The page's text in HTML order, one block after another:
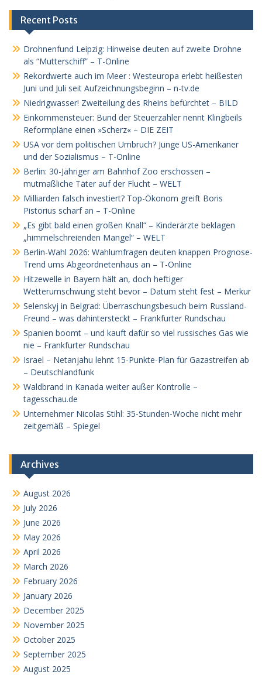
Recent Posts
Drohnenfund Leipzig: Hinweise deuten auf zweite Drohne
als “Mutterschiff” – T-Online
Rekordwerte auch im Meer : Westeuropa erlebt heißesten
Juni und Juli seit Aufzeichnungsbeginn – n-tv.de
Niedrigwasser! Zweiteilung des Rheins befürchtet – BILD
Einkommensteuer: Bund der Steuerzahler nennt Klingbeils
Reformpläne einen »Scherz« – DIE ZEIT
USA vor dem politischen Umbruch? Junge US-Amerikaner
und der Sozialismus – T-Online
Berlin: 30-Jähriger am Bahnhof Zoo erschossen –
mutmaßliche Täter auf der Flucht – WELT
Milliarden falsch investiert? Top-Ökonom greift Boris
Pistorius scharf an – T-Online
„Es gibt bald einen großen Knall“ – Kinderärzte beklagen
„himmelschreienden Mangel“ – WELT
Berlin-Wahl 2026: Wahlumfragen deuten knappen Prognose-
Trend ums Abgeordnetenhaus an – T-Online
Hitzewelle in Bayern hält an, doch heftiger
Wetterumschwung steht bevor – Datum steht fest – Merkur
Selenskyj in Belgrad: Überraschungsbesuch beim Russland-
Freund – was dahintersteckt – Frankfurter Rundschau
Spanien boomt – und kauft dafür so viel russisches Gas wie
nie – Frankfurter Rundschau
Israel – Netanjahu lehnt 15-Punkte-Plan für Gazastreifen ab
– Deutschlandfunk
Waldbrand in Kanada weiter außer Kontrolle –
tagesschau.de
Unternehmer Nicolas Stihl: 35-Stunden-Woche nicht mehr
zeitgemäß – Spiegel
Archives
August 2026
July 2026
June 2026
May 2026
April 2026
March 2026
February 2026
January 2026
December 2025
November 2025
October 2025
September 2025
August 2025